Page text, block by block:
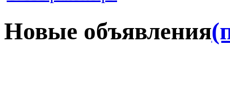
Новые объявления